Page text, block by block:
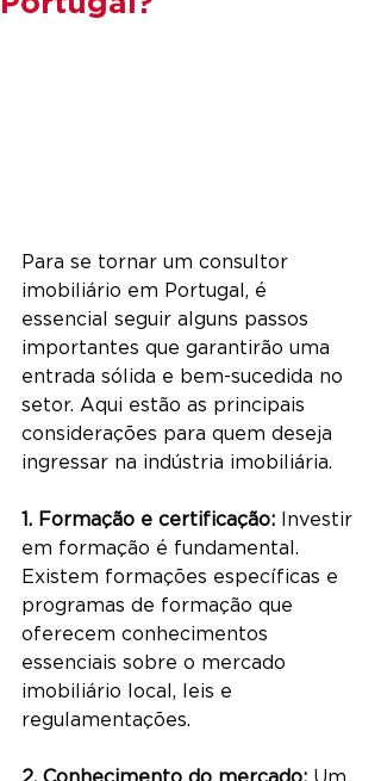
Para se tornar um consultor
imobiliário em Portugal, é
essencial seguir alguns passos
importantes que garantirão uma
entrada sólida e bem-sucedida no
setor. Aqui estão as principais
considerações para quem deseja
ingressar na indústria imobiliária.
1. Formação e certificação: Investir
em formação é fundamental.
Existem formações específicas e
programas de formação que
oferecem conhecimentos
essenciais sobre o mercado
imobiliário local, leis e
regulamentações.
2. Conhecimento do mercado: Um